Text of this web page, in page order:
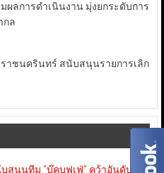
ลการดำเนินงาน มุ่งยกระดับการ
กล
าชนครินทร์ สนับสนุนรายการเลิก
สนุนทีม “บุ๊คบุฟเฟ่” คว้าอันดับ 3